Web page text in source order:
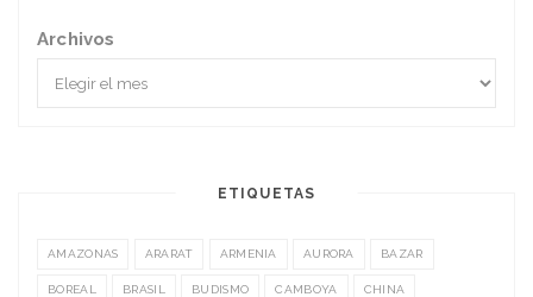
Archivos
ETIQUETAS
AMAZONAS ARARAT ARMENIA AURORA BAZAR
BOREAL BRASIL BUDISMO CAMBOYA CHINA